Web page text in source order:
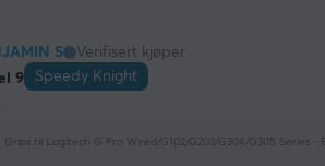
S
Verifisert kjøper
9
Speedy Knight
Grips til Logitech G Pro Wired/G102/G203/G304/G305 Series -